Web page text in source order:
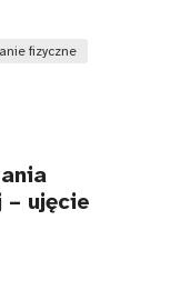
fizyczne
ujęcie